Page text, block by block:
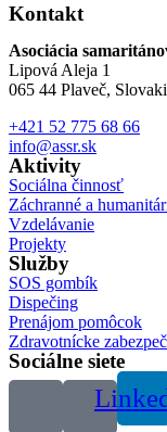
Kontakt
Asociácia
Lipová Aleja 1
065 44 Plaveč,
+421 52 775 68 66
info@assr.sk
Aktivity
Sociálna činnosť
Záchranné a
Vzdelávanie
Projekty
Služby
SOS gombík
Dispečing
Prenájom pomôcok
Zdravotnícke
Sociálne siete